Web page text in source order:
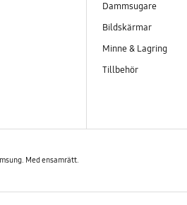
Dammsugare
Bildskärmar
Minne & Lagring
Tillbehör
Med ensamrätt.